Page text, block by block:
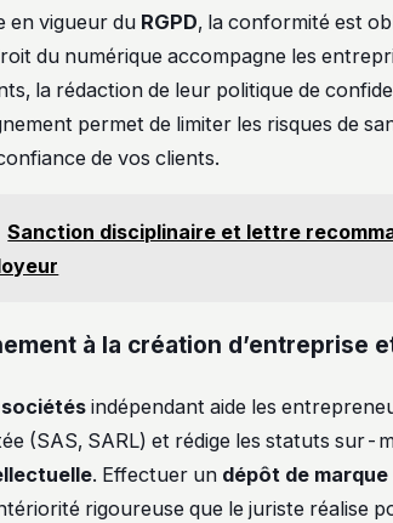
en vigueur du RGPD, la conformité est
du numérique accompagne les
la rédaction de leur politique de
permet de limiter les risques de
de vos clients.
Sanction disciplinaire et lettre
à la création d’entreprise
indépendant aide les
(SAS, SARL) et rédige les statuts sur-
. Effectuer un dépôt de marque
rigoureuse que le juriste réalise